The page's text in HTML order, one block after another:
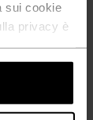
sui cookie
privacy è